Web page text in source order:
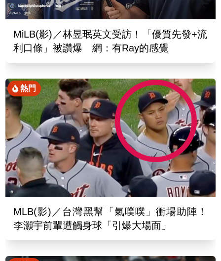
MiLB(影)／林昱珉英文受訪！「優質先發+流
利口條」被讚爆 網：有Ray的感覺
熱門
MLB(影)／台灣黑幫「氣噗噗」衝場助陣！
李灝宇前輩遭觸身球「引爆大場面」